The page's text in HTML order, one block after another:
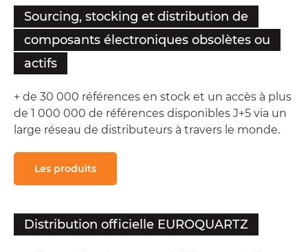
Sourcing, stocking et distribution de
composants électroniques obsolètes ou
actifs
+ de 30 000 références en stock et un accès à plus
de 1 000 000 de références disponibles J+5 via un
large réseau de distributeurs à travers le monde.
Les produits
Distribution officielle EUROQUARTZ